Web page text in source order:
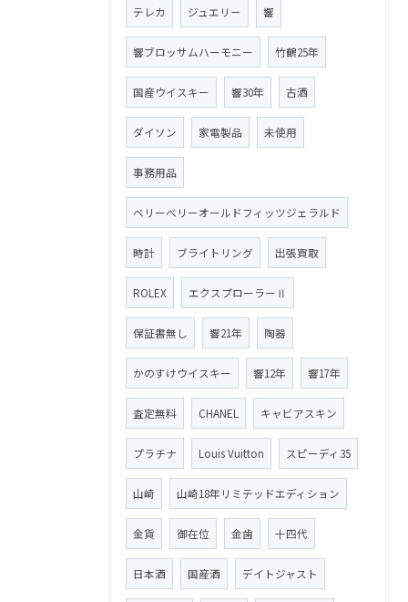
テレカ ジュエリー 響
響ブロッサムハーモニー 竹鶴25年
国産ウイスキー 響30年 古酒
ダイソン 家電製品 未使用
事務用品
ベリーベリーオールドフィッツジェラルド
時計 ブライトリング 出張買取
ROLEX エクスプローラーⅡ
保証書無し 響21年 陶器
かのすけウイスキー 響12年 響17年
査定無料 CHANEL キャビアスキン
プラチナ Louis Vuitton スピーディ35
山崎 山崎18年リミテッドエディション
金貨 御在位 金歯 十四代
日本酒 国産酒 デイトジャスト